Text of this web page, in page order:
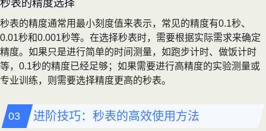
秒表的精度选择
秒表的精度通常用最小刻度值来表示，常见的精度有0.1秒、
0.01秒和0.001秒等。在选择秒表时，需要根据实际需求来确定
精度。如果只是进行简单的时间测量，如跑步计时、做饭计时
等，0.1秒的精度已经足够；如果需要进行高精度的实验测量或
专业训练，则需要选择精度更高的秒表。
进阶技巧：秒表的高效使用方法